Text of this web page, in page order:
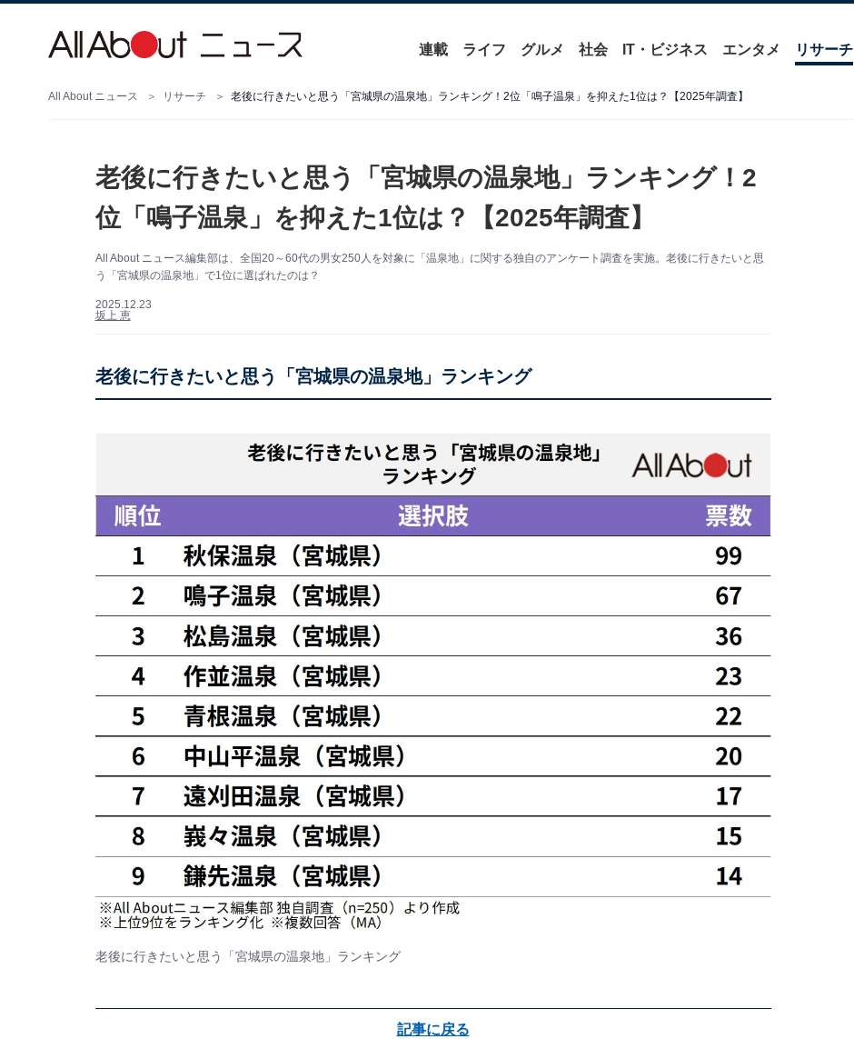
連載 ライフ グルメ 社会 IT・ビジネス エンタメ リサーチ
All About ニュース リサーチ 老後に行きたいと思う「宮城県の温泉地」ランキング！2位「鳴子温泉」を抑えた1位は？【2025年調査】
老後に行きたいと思う「宮城県の温泉地」ランキング！2
位「鳴子温泉」を抑えた1位は？【2025年調査】
All About ニュース編集部は、全国20～60代の男女250人を対象に「温泉地」に関する独自のアンケート調査を実施。老後に行きたいと思
う「宮城県の温泉地」で1位に選ばれたのは？
2025.12.23
坂上 恵
老後に行きたいと思う「宮城県の温泉地」ランキング
老後に行きたいと思う「宮城県の温泉地」ランキング
記事に戻る